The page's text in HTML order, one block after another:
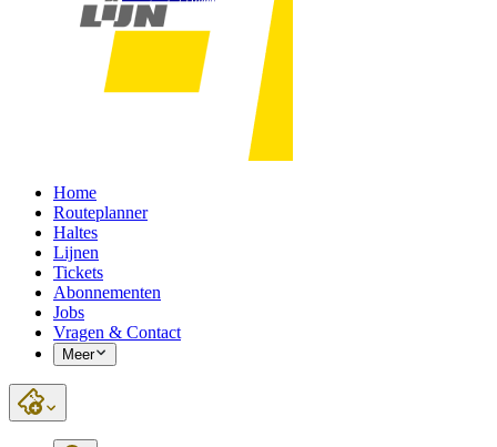
Home
Routeplanner
Haltes
Lijnen
Tickets
Abonnementen
Jobs
Vragen & Contact
Meer